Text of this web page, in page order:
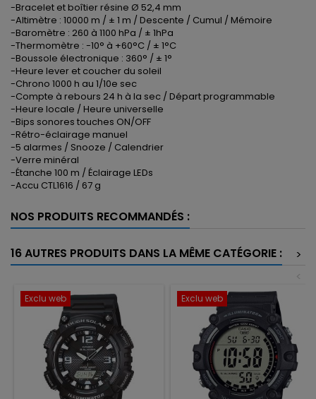
-Bracelet et boîtier résine Ø 52,4 mm
-Altimètre : 10000 m / ± 1 m / Descente / Cumul / Mémoire
-Baromètre : 260 à 1100 hPa / ± 1hPa
-Thermomètre : -10° à +60°C / ± 1°C
-Boussole électronique : 360° / ± 1°
-Heure lever et coucher du soleil
-Chrono 1000 h au 1/10e sec
-Compte à rebours 24 h à la sec / Départ programmable
-Heure locale / Heure universelle
-Bips sonores touches ON/OFF
-Rétro-éclairage manuel
-5 alarmes / Snooze / Calendrier
-Verre minéral
-Étanche 100 m / Éclairage LEDs
-Accu CTL1616 / 67 g
NOS PRODUITS RECOMMANDÉS :
16 AUTRES PRODUITS DANS LA MÊME CATÉGORIE :
>
<
Exclu web Exclu web